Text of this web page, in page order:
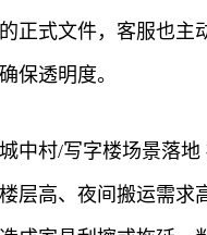
正式文件，客服也主
保透明度。
中村/写字楼场景落
层高、夜间搬运需求